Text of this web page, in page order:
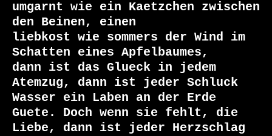
umgarnt wie ein Kaetzchen zwischen
den Beinen, einen
liebkost wie sommers der Wind im
Schatten eines Apfelbaumes,
dann ist das Glueck in jedem
Atemzug, dann ist jeder Schluck
Wasser ein Laben an der Erde
Guete. Doch wenn sie fehlt, die
Liebe, dann ist jeder Herzschlag